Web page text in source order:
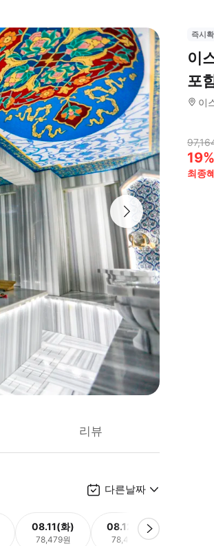
리뷰
다른날짜
08.11(화)
78,479원
08.12(수)
78,479원
즉시
이
포
이
19%
최종